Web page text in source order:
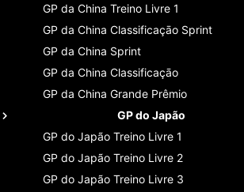
GP da China Treino Livre 1
GP da China Classificaçāo Sprint
GP da China Sprint
GP da China Classificaçāo
GP da China Grande Prêmio
GP do Japão
GP do Japão Treino Livre 1
GP do Japão Treino Livre 2
GP do Japão Treino Livre 3